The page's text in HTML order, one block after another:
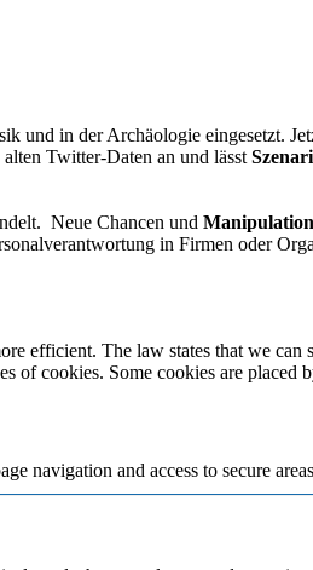
und in der Archäologie eingesetzt.
Twitter-Daten an und lässt
Neue Chancen und
in Firmen oder
efficient. The law states that we
cookies. Some cookies are placed
navigation and access to secure